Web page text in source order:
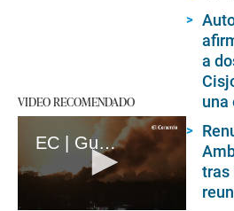
VIDEO RECOMENDADO
EC | Guerra en Gaza: A un año del ataque mortal de Hamás en Israel (loop)
a
una
tras